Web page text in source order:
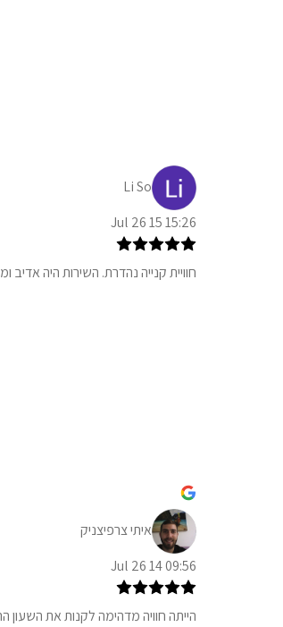
Li So
15:26 15 Jul 26
חוויית קנייה נהדרת. השירות היה
איתי צרפיצניק
09:56 14 Jul 26
הייתה חוויה מדהימה לקנות את